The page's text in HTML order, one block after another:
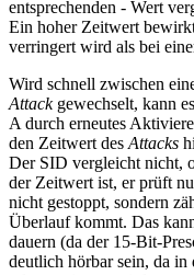
entsprechenden - Wert
Ein hoher Zeitwert
verringert wird als bei
Wird schnell zwischen
Attackgewechselt, kann
A durch erneutes
den Zeitwert des Attacks
Der SID vergleicht nicht,
der Zeitwert ist, er prüft
nicht gestoppt, sondern
Überlauf kommt. Das
dauern (da der 15-Bit-
deutlich hörbar sein, da